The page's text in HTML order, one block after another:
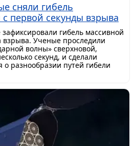
сняли гибель
первой секунды взрыва
гибель массивной
взрыва. Ученые проследили
волны» сверхновой,
секунд, и сделали
разнообразии путей гибели